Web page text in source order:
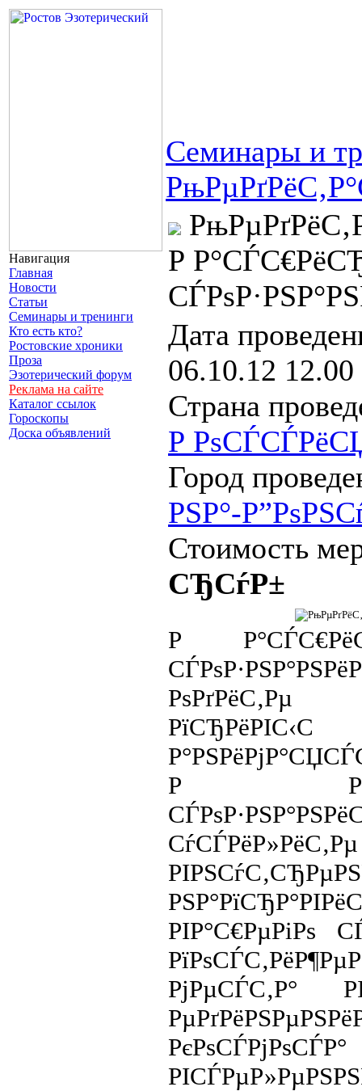
Навигация
Главная
Новости
Статьи
Семинары и тренинги
Кто есть кто?
Ростовские хроники
Проза
Эзотерический форум
Реклама на сайте
Каталог ссылок
Гороскопы
Доска объявлений
Семинары и
Р
Дата
06.10.12 12.00
Страна
Р
Город
РЅР°-
Стоимость
СЂСѓР±
Р
РѕРґРёС‚Рµ
Р
РІР°С€РµРіРѕ
РјРµСЃС‚Р°